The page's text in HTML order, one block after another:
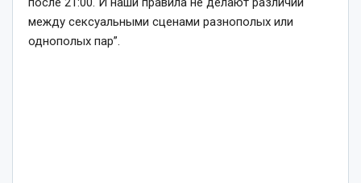
между сексуальными сценами разнополых или
однополых пар”.